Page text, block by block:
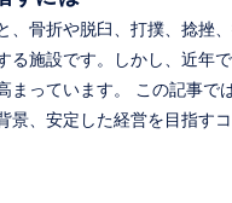
、骨折や脱臼、打撲、捻挫
る施設です。しかし、近年
まっています。 この記事で
景、安定した経営を目指す